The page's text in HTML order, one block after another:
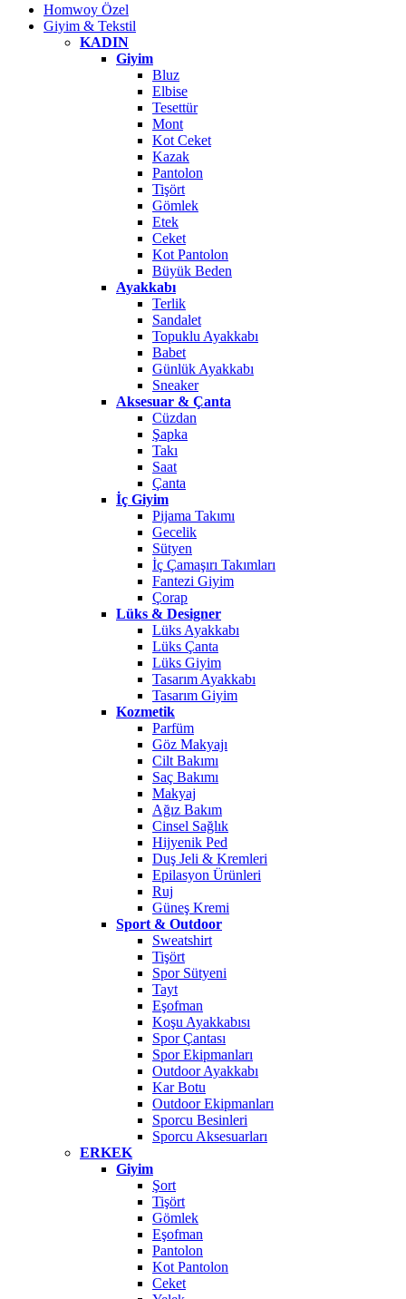
Homwoy Özel
Giyim & Tekstil
KADIN
Giyim
Bluz
Elbise
Tesettür
Mont
Kot Ceket
Kazak
Pantolon
Tişört
Gömlek
Etek
Ceket
Kot Pantolon
Büyük Beden
Ayakkabı
Terlik
Sandalet
Topuklu Ayakkabı
Babet
Günlük Ayakkabı
Sneaker
Aksesuar & Çanta
Cüzdan
Şapka
Takı
Saat
Çanta
İç Giyim
Pijama Takımı
Gecelik
Sütyen
İç Çamaşırı Takımları
Fantezi Giyim
Çorap
Lüks & Designer
Lüks Ayakkabı
Lüks Çanta
Lüks Giyim
Tasarım Ayakkabı
Tasarım Giyim
Kozmetik
Parfüm
Göz Makyajı
Cilt Bakımı
Saç Bakımı
Makyaj
Ağız Bakım
Cinsel Sağlık
Hijyenik Ped
Duş Jeli & Kremleri
Epilasyon Ürünleri
Ruj
Güneş Kremi
Sport & Outdoor
Sweatshirt
Tişört
Spor Sütyeni
Tayt
Eşofman
Koşu Ayakkabısı
Spor Çantası
Spor Ekipmanları
Outdoor Ayakkabı
Kar Botu
Outdoor Ekipmanları
Sporcu Besinleri
Sporcu Aksesuarları
ERKEK
Giyim
Şort
Tişört
Gömlek
Eşofman
Pantolon
Kot Pantolon
Ceket